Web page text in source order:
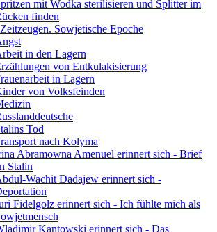
mit Wodka sterilisieren und Splitter im
finden
Sowjetische Epoche
in den Lagern
von Entkulakisierung
in Lagern
von Volksfeinden
Tod
nach Kolyma
Abramowna Amenuel erinnert sich - Brief
Stalin
Wachit Dadajew erinnert sich -
Fidelgolz erinnert sich - Ich fühlte mich als
Kantowski erinnert sich - Das